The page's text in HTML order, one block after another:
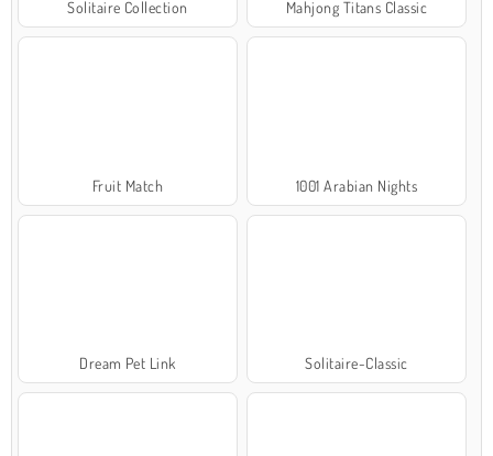
Solitaire Collection Mahjong Titans Classic
Fruit Match 1001 Arabian Nights
Dream Pet Link Solitaire-Classic